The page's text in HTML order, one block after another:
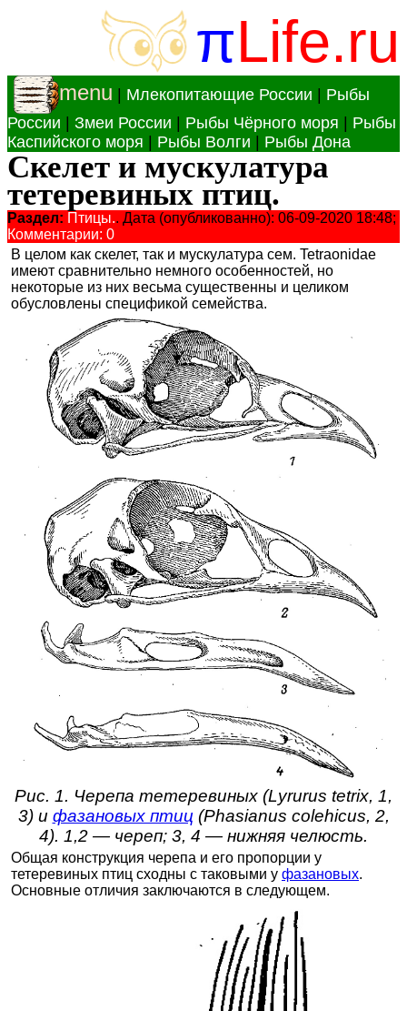
πLife.ru
menu Млекопитающие России
Рыбы
России
Змеи России Рыбы Чёрного моря
Рыбы
Каспийского моря
Рыбы Волги Рыбы Дона
Скелет и мускулатура
тетеревиных птиц.
Раздел: Птицы.. Дата (опубликованно): 06-09-2020 18:48;
Комментарии: 0
В целом как скелет, так и мускулатура сем. Tetraonidae
имеют сравнительно немного особенностей, но
некоторые из них весьма существенны и целиком
обусловлены спецификой семейства.
Рис. 1. Черепа тетеревиных (Lyrurus tetrix, 1,
3) и фазановых птиц(Phasianus colehicus, 2,
4). 1,2 — череп; 3, 4 — нижняя челюсть.
Общая конструкция черепа и его пропорции у
тетеревиных птиц сходны с таковыми у фазановых.
Основные отличия заключаются в следующем.